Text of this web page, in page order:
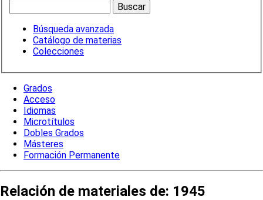
Búsqueda avanzada
Catálogo de materias
Colecciones
Grados
Acceso
Idiomas
Microtítulos
Dobles Grados
Másteres
Formación Permanente
Relación de materiales de: 1945